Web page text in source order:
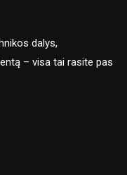
dalys,
– visa tai rasite pas